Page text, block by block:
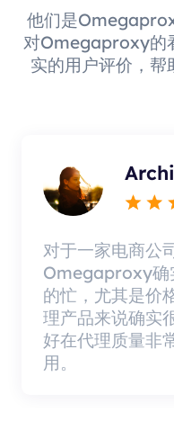
他们是
对Omegaproxy的
实的用户评价，帮
对于一家电商公
Omegaproxy确
的忙，尤其是价
理产品来说确实
好在代理质量非
用。